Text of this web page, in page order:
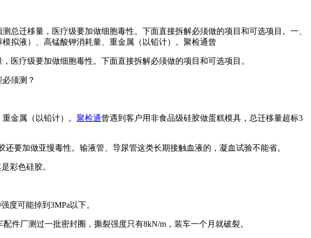
迁移量，医疗级要加做细胞毒性。下面直接拆解必须做的项目和可选项目。一、
拟液）、高锰酸钾消耗量、重金属（以铅计）。聚检通曾
医疗级要加做细胞毒性。下面直接拆解必须做的项目和可选项目。
金属（以铅计）。 聚检通曾遇到客户用非食品级硅胶做蛋糕模具，总迁移量超标3
要加做亚慢毒性。输液管、导尿管这类长期接触血液的，凝血试验不能省。
彩色硅胶。
度可能掉到3MPa以下。
配件厂测过一批密封圈，撕裂强度只有8kN/m，装车一个月就破裂。